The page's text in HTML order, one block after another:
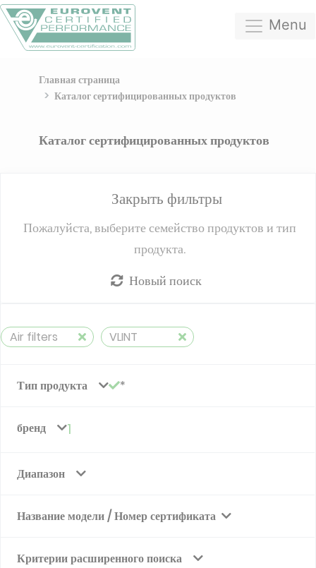
Menu
Главная страница
Каталог сертифицированных продуктов
Каталог сертифицированных продуктов
Закрыть фильтры
Пожалуйста, выберите семейство продуктов и тип
продукта.
Новый поиск
Air filters VLINT
Тип продукта
бренд 1
Диапазон
Название модели / Номер сертификата
Критерии расширенного поиска